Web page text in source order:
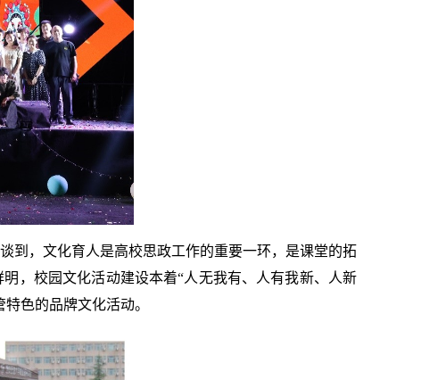
到，文化育人是高校思政工作的重要一环，是课堂的拓
，校园文化活动建设本着“人无我有、人有我新、人新
色的品牌文化活动。